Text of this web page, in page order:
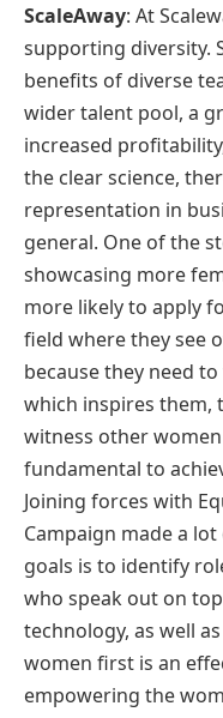
ScaleAway: At
supporting diversity.
benefits of diverse
wider talent pool, a
increased
the clear science,
representation in
general. One of the
showcasing more
more likely to apply
field where they see
because they need
which inspires them,
witness other
fundamental to
Joining forces with
Campaign made a
goals is to identify
who speak out on
technology, as well
women first is an
empowering the